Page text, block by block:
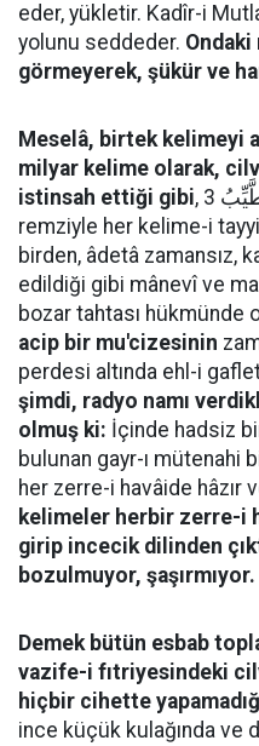
eder, yükletir. Kadîr-i
yolunu seddeder.
görmeyerek, şükür ve
Meselâ, birtek kelimeyi
milyar kelime olarak,
istinsah ettiği gibi, إِلَيْهِ يَصْعَدُ الْكَلِمُ الطَّيِّبُ 3 âyetinin
remziyle her kelime-i
birden, âdetâ zamansız,
edildiği gibi mânevî ve
bozar tahtası hükmünde
acip bir mu'cizesinin
perdesi altında ehl-i
şimdi, radyo namı
olmuş ki: İçinde hadsiz
bulunan gayr-ı mütenahi
her zerre-i havâide hâzır
kelimeler herbir zerre-i
girip incecik dilinden
bozulmuyor, şaşırmıyor.
Demek bütün esbab
vazife-i fıtriyesindeki
hiçbir cihette
ince küçük kulağında ve